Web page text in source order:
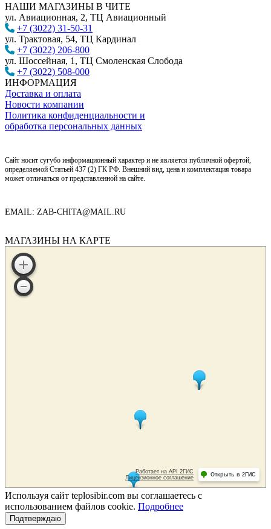
НАШИ МАГАЗИНЫ В ЧИТЕ
ул. Авиационная, 2, ТЦ Авиационный
+7 (3022) 31-50-31
ул. Трактовая, 54, ТЦ Кардинал
+7 (3022) 206-800
ул. Шоссейная, 1, ТЦ Смоленская Слобода
+7 (3022) 508-000
ИНФОРМАЦИЯ
Доставка и оплата
Новости компании
Политика конфиденциальности и
обработка персональных данных
Сайт носит сугубо информационный характер и не является публичной офертой,
определяемой Статьей 437 (2) ГК РФ. Внешний вид, цена и комплектация товара
может отличаться от представленной на сайте.
EMAIL: ZAB-CHITA@MAIL.RU
МАГАЗИНЫ НА КАРТЕ
Используя сайт teplosibir.com вы соглашаетесь с
использованием файлов cookie. Подробнее
Подтверждаю